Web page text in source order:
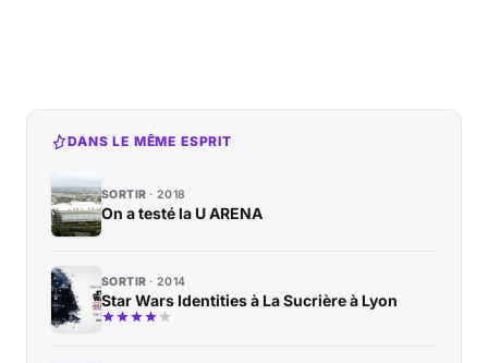
DANS LE MÊME ESPRIT
SORTIR 2018
On a testé la U ARENA
SORTIR 2014
Star Wars Identities à La Sucrière à Lyon